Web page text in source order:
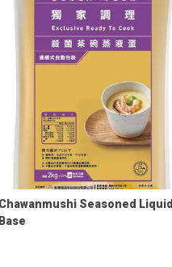
Chawanmushi Seasoned Liquid
Base